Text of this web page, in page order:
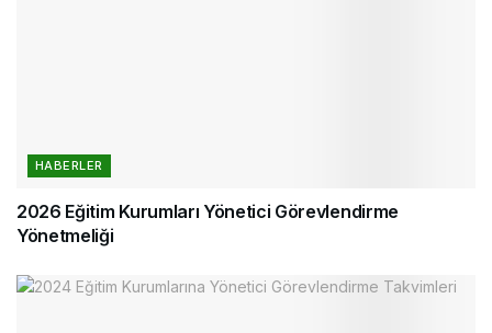
HABERLER
2026 Eğitim Kurumları Yönetici Görevlendirme
Yönetmeliği